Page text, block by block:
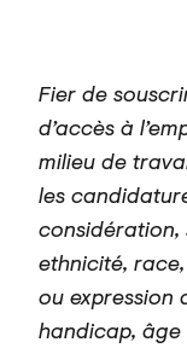
Fier de
d’accès à
milieu de
les
considération,
ethnicité,
ou expression
handicap,